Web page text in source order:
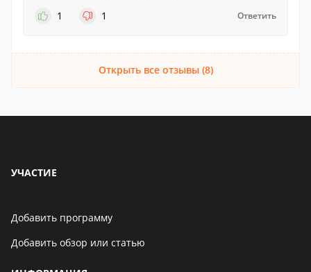
1
1 Ответить
Открыть все отзывы (8)
УЧАСТИЕ
Добавить программу
Добавить обзор или статью